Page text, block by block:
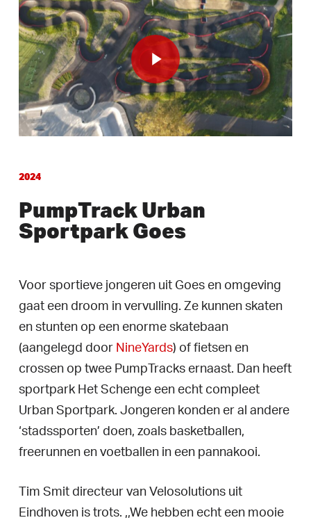
Play Video
2024
PumpTrack Urban
Sportpark Goes
Voor sportieve jongeren uit Goes en omgeving
gaat een droom in vervulling. Ze kunnen skaten
en stunten op een enorme skatebaan
(aangelegd door NineYards) of fietsen en
crossen op twee PumpTracks ernaast. Dan heeft
sportpark Het Schenge een echt compleet
Urban Sportpark. Jongeren konden er al andere
‘stadssporten’ doen, zoals basketballen,
freerunnen en voetballen in een pannakooi.
Tim Smit directeur van Velosolutions uit
Eindhoven is trots. ,,We hebben echt een mooie